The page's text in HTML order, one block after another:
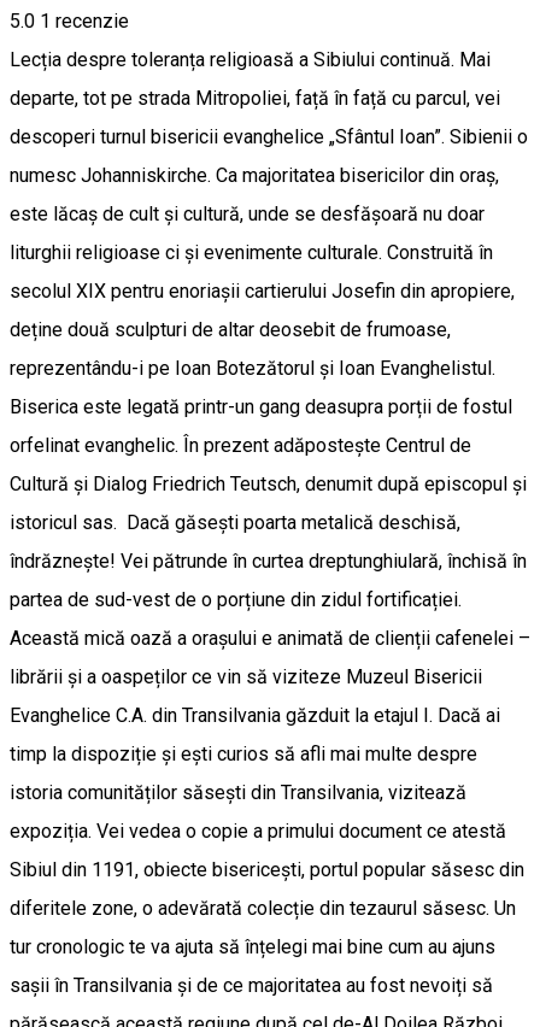
5.0 1 recenzie
Lecția despre toleranța religioasă a Sibiului continuă. Mai
departe, tot pe strada Mitropoliei, față în față cu parcul, vei
descoperi turnul bisericii evanghelice „Sfântul Ioan”. Sibienii o
numesc Johanniskirche. Ca majoritatea bisericilor din oraș,
este lăcaș de cult și cultură, unde se desfășoară nu doar
liturghii religioase ci și evenimente culturale. Construită în
secolul XIX pentru enoriașii cartierului Josefin din apropiere,
deține două sculpturi de altar deosebit de frumoase,
reprezentându-i pe Ioan Botezătorul și Ioan Evanghelistul.
Biserica este legată printr-un gang deasupra porții de fostul
orfelinat evanghelic. În prezent adăpostește Centrul de
Cultură şi Dialog Friedrich Teutsch, denumit după episcopul și
istoricul sas. Dacă găsești poarta metalică deschisă,
îndrăznește! Vei pătrunde în curtea dreptunghiulară, închisă în
partea de sud-vest de o porțiune din zidul fortificației.
Această mică oază a orașului e animată de clienții cafenelei –
librării și a oaspeților ce vin să viziteze Muzeul Bisericii
Evanghelice C.A. din Transilvania găzduit la etajul I. Dacă ai
timp la dispoziție și ești curios să afli mai multe despre
istoria comunităților săsești din Transilvania, vizitează
expoziția. Vei vedea o copie a primului document ce atestă
Sibiul din 1191, obiecte bisericești, portul popular săsesc din
diferitele zone, o adevărată colecție din tezaurul săsesc. Un
tur cronologic te va ajuta să înțelegi mai bine cum au ajuns
sașii în Transilvania și de ce majoritatea au fost nevoiți să